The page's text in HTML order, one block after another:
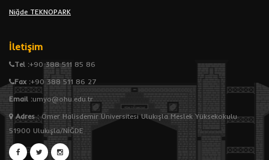
Niğde TEKNOPARK
İletişim
Tel :+90 388 511 85 86
Fax :+90 388 511 86 27
Email :umyo@ohu.edu.tr
Adres:Ömer Halisdemir Üniversitesi Ulukışla Meslek Yüksekokulu
51900 Ulukışla/NİĞDE